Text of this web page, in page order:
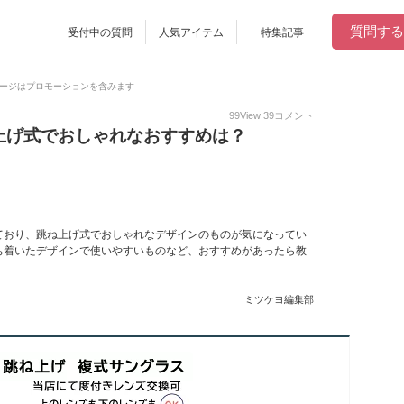
受付中の質問 人気アイテム 特集記事 質問する
ジはプロモーションを含みます
99View 39コメント
式でおしゃれなおすすめは？
り、跳ね上げ式でおしゃれなデザインのものが気になってい
いたデザインで使いやすいものなど、おすすめがあったら教
ミツケヨ編集部